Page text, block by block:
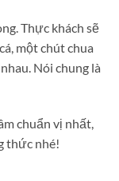
Thực khách sẽ
một chút chua
Nói chung là
chuẩn vị nhất,
thức nhé!